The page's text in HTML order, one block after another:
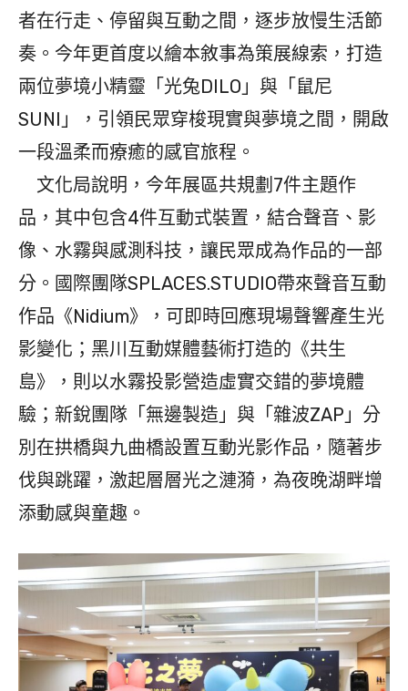
者在行走、停留與互動之間，逐步放慢生活節
奏。今年更首度以繪本敘事為策展線索，打造
兩位夢境小精靈「光兔DILO」與「鼠尼
SUNI」，引領民眾穿梭現實與夢境之間，開啟
一段溫柔而療癒的感官旅程。
文化局說明，今年展區共規劃7件主題作
品，其中包含4件互動式裝置，結合聲音、影
像、水霧與感測科技，讓民眾成為作品的一部
分。國際團隊SPLACES.STUDIO帶來聲音互動
作品《Nidium》，可即時回應現場聲響產生光
影變化；黑川互動媒體藝術打造的《共生
島》，則以水霧投影營造虛實交錯的夢境體
驗；新銳團隊「無邊製造」與「雜波ZAP」分
別在拱橋與九曲橋設置互動光影作品，隨著步
伐與跳躍，激起層層光之漣漪，為夜晚湖畔增
添動感與童趣。